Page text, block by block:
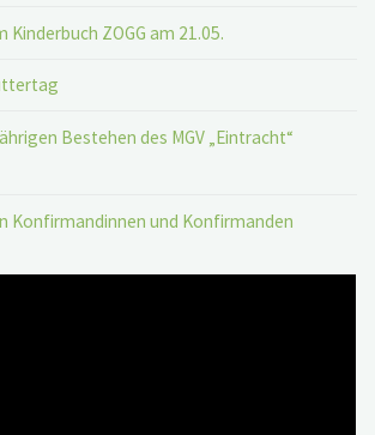
ZOGG am 21.05.
Bestehen des MGV „Eintracht“
Konfirmandinnen und Konfirmanden